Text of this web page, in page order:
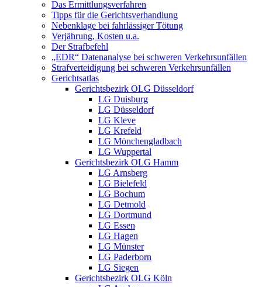
Das Ermittlungsverfahren
Tipps für die Gerichtsverhandlung
Nebenklage bei fahrlässiger Tötung
Verjährung, Kosten u.a.
Der Strafbefehl
„EDR“ Datenanalyse bei schweren Verkehrsunfällen
Strafverteidigung bei schweren Verkehrsunfällen
Gerichtsatlas
Gerichtsbezirk OLG Düsseldorf
LG Duisburg
LG Düsseldorf
LG Kleve
LG Krefeld
LG Mönchengladbach
LG Wuppertal
Gerichtsbezirk OLG Hamm
LG Arnsberg
LG Bielefeld
LG Bochum
LG Detmold
LG Dortmund
LG Essen
LG Hagen
LG Münster
LG Paderborn
LG Siegen
Gerichtsbezirk OLG Köln